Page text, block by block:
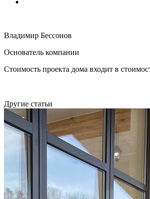
Владимир Бессонов
Основатель компании
Стоимость проекта дома входит в
Другие статьи